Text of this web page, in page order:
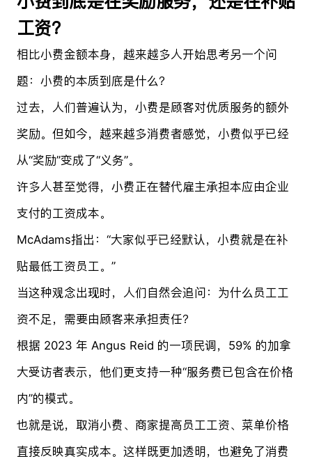
工资？
相比小费金额本身，越来越多人开始思考另一个问
题：小费的本质到底是什么？
过去，人们普遍认为，小费是顾客对优质服务的额外
奖励。但如今，越来越多消费者感觉，小费似乎已经
从“奖励”变成了“义务”。
许多人甚至觉得，小费正在替代雇主承担本应由企业
支付的工资成本。
McAdams指出：“大家似乎已经默认，小费就是在补
贴最低工资员工。”
当这种观念出现时，人们自然会追问：为什么员工工
资不足，需要由顾客来承担责任？
根据 2023 年 Angus Reid 的一项民调，59% 的加拿
大受访者表示，他们更支持一种“服务费已包含在价格
内”的模式。
也就是说，取消小费、商家提高员工工资、菜单价格
直接反映真实成本。这样既更加透明，也避免了消费